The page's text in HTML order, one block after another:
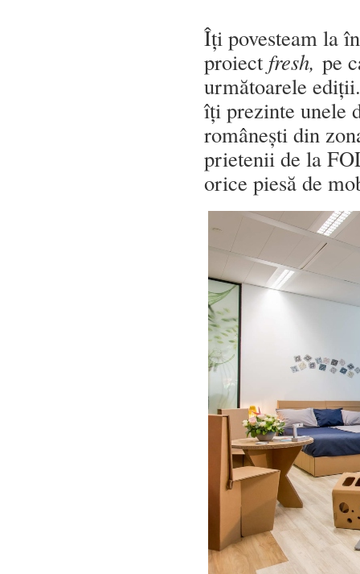
Îți povesteam la
proiect fresh, pe
următoarele
îți prezinte unele
românești din
prietenii de la
orice piesă de